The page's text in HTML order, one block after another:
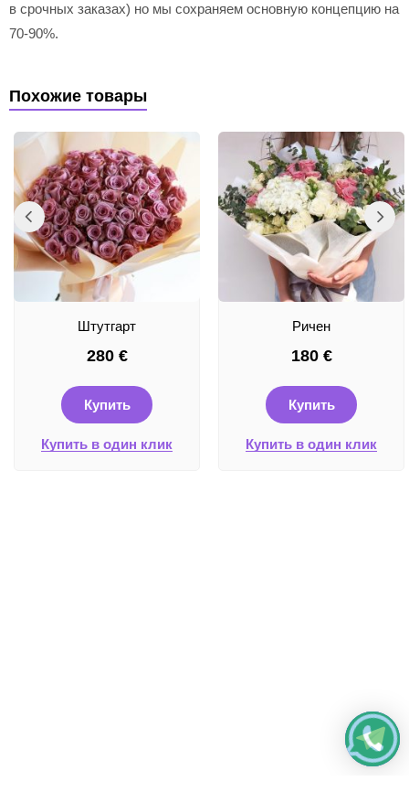
в срочных заказах) но мы сохраняем основную концепцию на
70-90%.
Похожие товары
Штутгарт
280 €
Купить
Купить в один клик
Ричен
180 €
Купить
Купить в один клик